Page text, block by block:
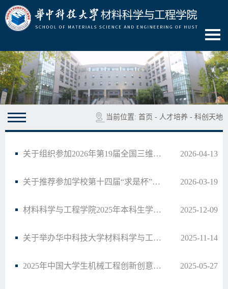
当前位置: 首页 - 人才培养 - 科创天地
关于组织参加2026年第19届全国三维数字化创新设计大赛暨华中科技大学校内赛的通知 2026-04-13
关于推荐参加学校第十四届“求是杯”大学生创业计划竞赛项目的公示 2026-03-19
材料科学与工程学院2025年本科生学术年会优秀学术论文与优秀科创项目评选结果公示 2025-12-09
关于举办华中科技大学材料科学与工程学院2025年本科生学术年会的通知 2025-11-14
2025年中国大学生机械工程创新创意大赛：第十一届材料热处理创新创业赛校赛结果公示 2025-05-27